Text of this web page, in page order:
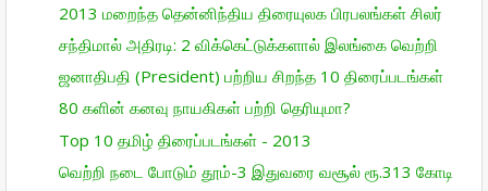
2013 மறைந்த தென்னிந்திய திரையுலக பிரபலங்கள் சிலர்
சந்திமால் அதிரடி: 2 விக்கெட்டுக்களால் இலங்கை வெற்றி
ஜனாதிபதி (President) பற்றிய சிறந்த 10 திரைப்படங்கள்
80 களின் கனவு நாயகிகள் பற்றி தெரியுமா?
Top 10 தமிழ் திரைப்படங்கள் - 2013
வெற்றி நடை போடும் தூம்-3 இதுவரை வசூல் ரூ.313 கோடி